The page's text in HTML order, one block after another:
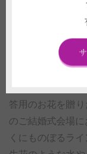
祝い花の通信販
い用としてご利
ーブドフラワー
答用のお花を贈
のご結婚式会場
くにものぼるラ